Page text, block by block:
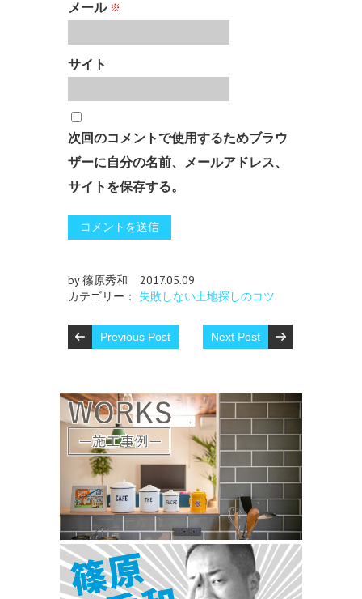
メール ※
サイト
次回のコメントで使用するためブラウ
ザーに自分の名前、メールアドレス、
サイトを保存する。
by 篠原秀和
2017.05.09
カテゴリー： 失敗しない土地探しのコツ
Previous Post Next Post